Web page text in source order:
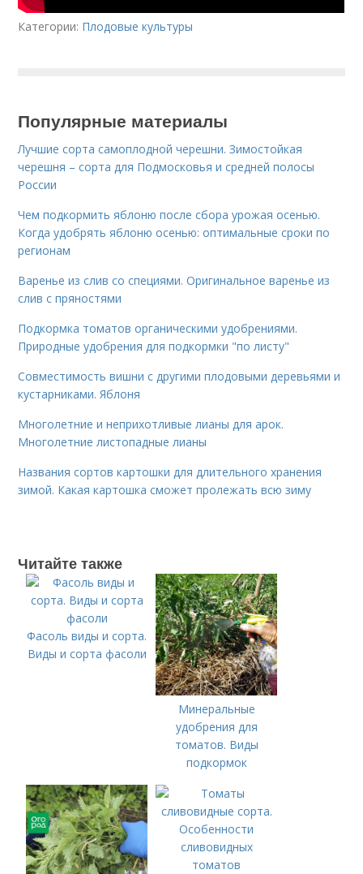
Категории: Плодовые культуры
Популярные материалы
Лучшие сорта самоплодной черешни. Зимостойкая
черешня – сорта для Подмосковья и средней полосы
России
Чем подкормить яблоню после сбора урожая осенью.
Когда удобрять яблоню осенью: оптимальные сроки по
регионам
Варенье из слив со специями. Оригинальное варенье из
слив с пряностями
Подкормка томатов органическими удобрениями.
Природные удобрения для подкормки "по листу"
Совместимость вишни с другими плодовыми деревьями и
кустарниками. Яблоня
Многолетние и неприхотливые лианы для арок.
Многолетние листопадные лианы
Названия сортов картошки для длительного хранения
зимой. Какая картошка сможет пролежать всю зиму
Читайте также
Фасоль виды и сорта.
Виды и сорта фасоли
Минеральные
удобрения для
томатов. Виды
подкормок